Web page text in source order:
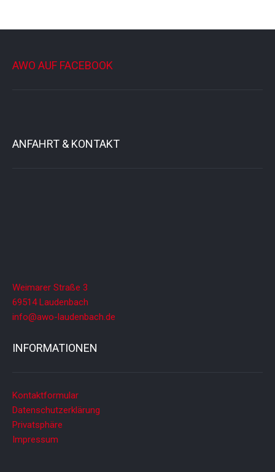
AWO AUF FACEBOOK
ANFAHRT & KONTAKT
Weimarer Straße 3
69514 Laudenbach
info@awo-laudenbach.de
INFORMATIONEN
Kontaktformular
Datenschutzerklärung
Privatsphäre
Impressum